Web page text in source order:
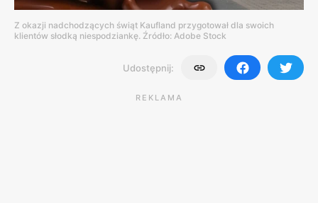
Z okazji nadchodzących świąt Kaufland przygotował dla swoich
klientów słodką niespodziankę. Źródło: Adobe Stock
Udostępnij:
REKLAMA